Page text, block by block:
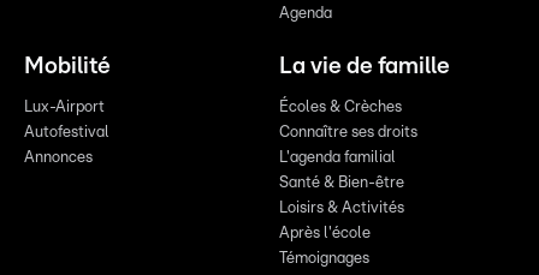
Agenda
Mobilité
Lux-Airport
Autofestival
Annonces
La vie de famille
Écoles & Crèches
Connaître ses droits
L'agenda familial
Santé & Bien-être
Loisirs & Activités
Après l'école
Témoignages